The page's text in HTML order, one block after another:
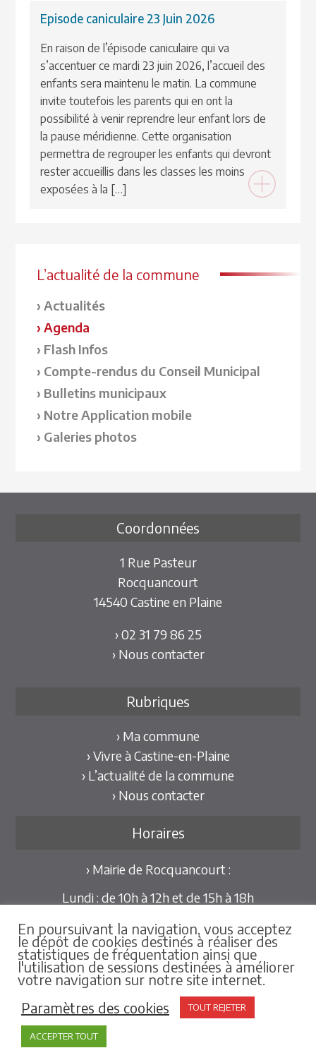
L’actualité de la commune
Actualités
Agenda
Flash Infos
Compte-rendus du Conseil Municipal
Bulletins municipaux
Notre Application mobile
Galeries photos
Episode caniculaire 23 Juin 2026
En raison de l’épisode caniculaire qui va
s’accentuer ce mardi 23 juin 2026, l’accueil des
enfants sera maintenu le matin. La commune
invite toutefois les parents qui en ont la
possibilité à venir reprendre leur enfant lors de
la pause méridienne. Cette organisation
permettra de regrouper les enfants qui devront
rester accueillis dans les classes les moins
exposées à la […]
Coordonnées
1 Rue Pasteur
Rocquancourt
14540 Castine en Plaine
› 02 31 79 86 25
› Nous contacter
Rubriques
› Ma commune
› Vivre à Castine-en-Plaine
› L’actualité de la commune
› Nous contacter
Horaires
› Mairie de Rocquancourt :
Lundi : de 10h à 12h et de 15h à 18h
Mercredi et Vendredi : de 09h30 à 12h
Pour les mairies déléguées de Hubert-Folie et
Tilly-la-Campagne :
sur rdv au 02.31.79.86.25
Mentions Légales
En poursuivant la navigation, vous acceptez
le dépôt de cookies destinés à réaliser des
statistiques de fréquentation ainsi que
l'utilisation de sessions destinées à améliorer
votre navigation sur notre site internet.
Paramètres des cookies
TOUT REJETER
ACCEPTER TOUT